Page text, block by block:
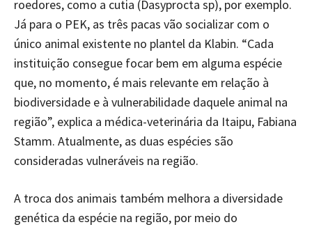
roedores, como a cutia (Dasyprocta sp), por exemplo.
Já para o PEK, as três pacas vão socializar com o
único animal existente no plantel da Klabin. “Cada
instituição consegue focar bem em alguma espécie
que, no momento, é mais relevante em relação à
biodiversidade e à vulnerabilidade daquele animal na
região”, explica a médica-veterinária da Itaipu, Fabiana
Stamm. Atualmente, as duas espécies são
consideradas vulneráveis na região.
A troca dos animais também melhora a diversidade
genética da espécie na região, por meio do